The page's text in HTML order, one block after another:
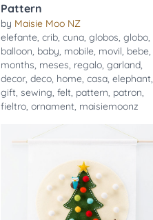
Pattern
by Maisie Moo NZ
elefante,crib,cuna,globos,globo,
balloon, baby, mobile, movil, bebe,
months, meses, regalo,garland,
decor,deco, home,casa,elephant,
gift,sewing,felt, pattern, patron,
fieltro,ornament, maisiemoonz